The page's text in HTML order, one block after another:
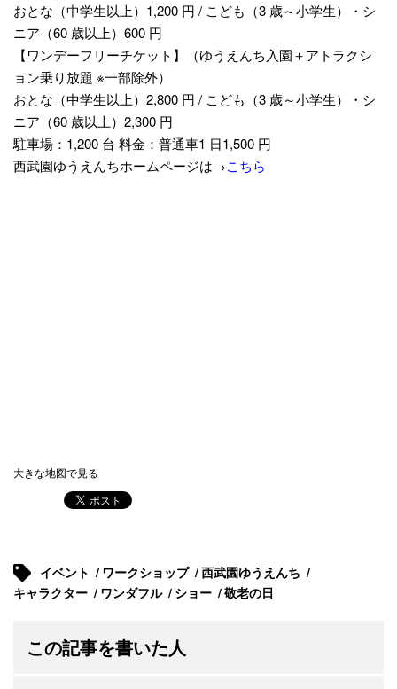
おとな（中学生以上）1,200 円 / こども（3 歳～小学生）・シ
ニア（60 歳以上）600 円
【ワンデーフリーチケット】（ゆうえんち入園＋アトラクシ
ョン乗り放題 ※一部除外）
おとな（中学生以上）2,800 円 / こども（3 歳～小学生）・シ
ニア（60 歳以上）2,300 円
駐車場：1,200 台 料金：普通車1 日1,500 円
西武園ゆうえんちホームページは→こちら
大きな地図で見る
イベント ワークショップ
西武園ゆうえんち
キャラクター
ワンダフル ショー 敬老の日
この記事を書いた人